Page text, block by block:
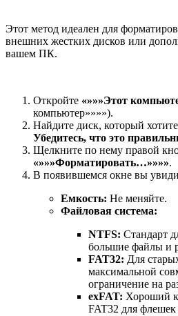
Этот метод идеален для
внешних жестких дисков или
вашем ПК.
Откройте «»»»Этот
компьютер»»»»).
Найдите диск, который
Убедитесь, что это
Щелкните по нему правой
«»»»Форматировать…»»»».
В появившемся окне вы
Емкость: Не меняйте.
Файловая система:
NTFS: Стандарт
большие файлы и
FAT32: Для
максимальной
ограничение на
exFAT: Хороший
FAT32 для